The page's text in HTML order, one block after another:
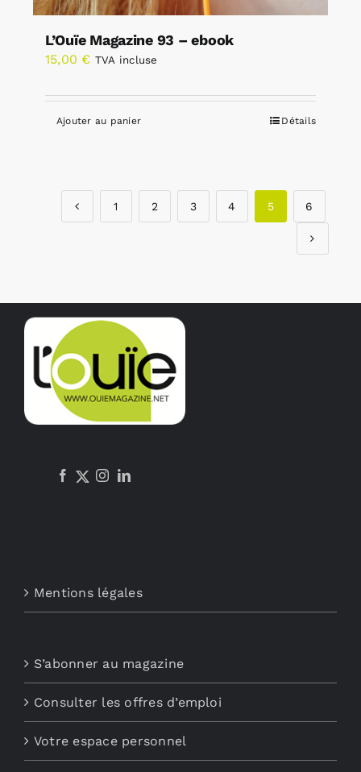
L’Ouïe Magazine 93 – ebook
15,00 € TVA incluse
Ajouter au panier Détails
1 2 3 4 5 6
Mentions légales
S’abonner au magazine
Consulter les offres d’emploi
Votre espace personnel